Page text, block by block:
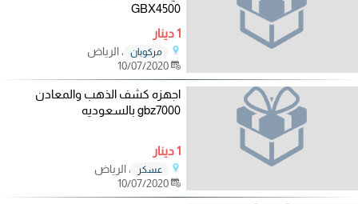
GBX4500
1 دينار
مركوبان
، الرياض
10/07/2020
اجهزه كشف الذهب والمعادن
gbz7000 بالسعوديه
1 دينار
عسكر
، الرياض
10/07/2020